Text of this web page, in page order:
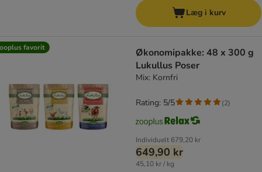
Læg i kurv
favorit
Økonomipakke: 48 x 300 g
Lukullus Poser
Mix: Kornfri
Individuelt 679,20 kr
649,90 kr
45,10 kr / kg
Rating: 5/5 (2)